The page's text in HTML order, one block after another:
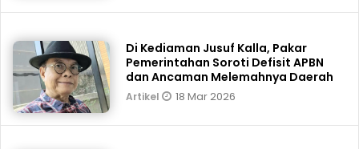
Di Kediaman Jusuf Kalla, Pakar
Pemerintahan Soroti Defisit APBN
dan Ancaman Melemahnya Daerah
Artikel 18 Mar 2026